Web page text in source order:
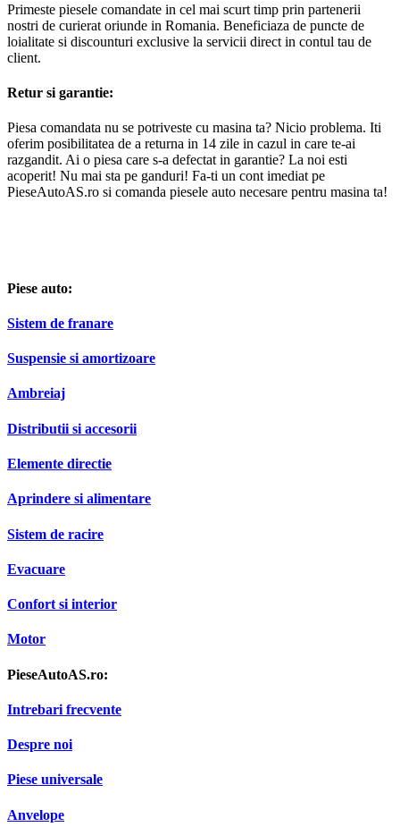
Primeste piesele comandate in cel mai scurt timp prin partenerii
nostri de curierat oriunde in Romania. Beneficiaza de puncte de
loialitate si discounturi exclusive la servicii direct in contul tau de
client.
Retur si garantie:
Piesa comandata nu se potriveste cu masina ta? Nicio problema. Iti
oferim posibilitatea de a returna in 14 zile in cazul in care te-ai
razgandit. Ai o piesa care s-a defectat in garantie? La noi esti
acoperit! Nu mai sta pe ganduri! Fa-ti un cont imediat pe
PieseAutoAS.ro si comanda piesele auto necesare pentru masina ta!
Piese auto:
Sistem de franare
Suspensie si amortizoare
Ambreiaj
Distributii si accesorii
Elemente directie
Aprindere si alimentare
Sistem de racire
Evacuare
Confort si interior
Motor
PieseAutoAS.ro:
Intrebari frecvente
Despre noi
Piese universale
Anvelope